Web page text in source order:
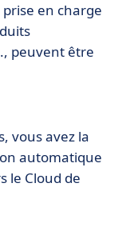
en charge
peuvent être
vous avez la
automatique
le Cloud de